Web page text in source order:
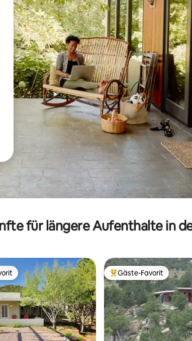
nach oben und unten oder erkunde die
für längere Aufenthalte in
Favorit. Beliebter Gäste-Favorit.
Gäste-Favorit